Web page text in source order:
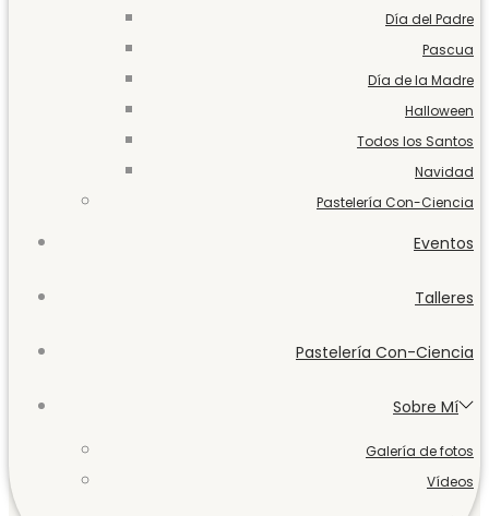
Día del Padre
Pascua
Día de la Madre
Halloween
Todos los Santos
Navidad
Pastelería Con-Ciencia
Eventos
Talleres
Pastelería Con-Ciencia
Sobre Mí
Galería de fotos
Vídeos